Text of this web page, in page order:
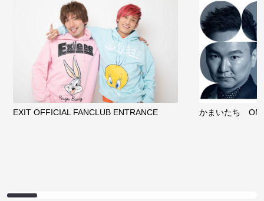
EXIT OFFICIAL FANCLUB ENTRANCE かまいたち